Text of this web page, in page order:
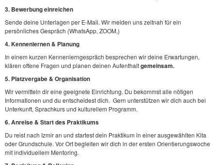
3. Bewerbung einreichen
Sende deine Unterlagen per E-Mail. Wir melden uns zeitnah für ein
persönliches Gespräch (WhatsApp, ZOOM,)
4. Kennenlernen & Planung
In einem kurzen Kennenlerngespräch besprechen wir deine Erwartungen,
klären offene Fragen und planen deinen Aufenthaltgemeinsam.
5. Platzvergabe & Organisation
Wir vermitteln dir eine geeignete Einrichtung. Du bekommst alle nötigen
Informationen und du entscheidest dich. Gern unterstützen wir dich auch bei
Unterkunft, Sprachkurs und kulturellem Programm.
6. Anreise & Start des Praktikums
Du reist nach Izmir an und startest dein Praktikum in einer ausgewählten Kita
oder Grundschule. Vor Ort begleiten wir dich in der ersten Orientierungswoche
mit individuellem Mentoring.